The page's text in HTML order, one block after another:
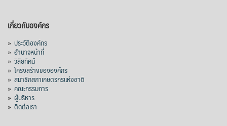
เกี่ยวกับองค์กร
» ประวัติองค์กร
» อำนาจหน้าที่
» วิสัยทัศน์
» โครงสร้างขององค์กร
» สมาชิกสภาเกษตรกรแห่งชาติ
» คณะกรรมการ
» ผู้บริหาร
» ติดต่อเรา